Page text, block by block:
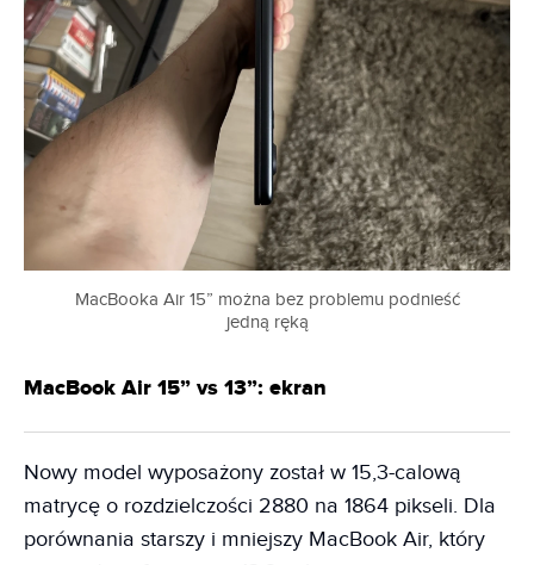
MacBooka Air 15” można bez problemu podnieść
jedną ręką
MacBook Air 15” vs 13”: ekran
Nowy model wyposażony został w 15,3-calową
matrycę o rozdzielczości 2880 na 1864 pikseli. Dla
porównania starszy i mniejszy MacBook Air, który